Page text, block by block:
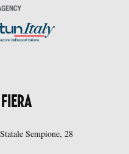
Sempione, 28